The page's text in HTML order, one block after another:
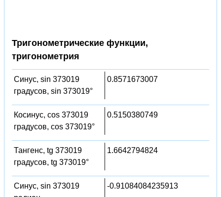
Тригонометрические функции,
тригонометрия
Синус, sin 373019
градусов, sin 373019°
0.8571673007
Косинус, cos 373019
градусов, cos 373019°
0.5150380749
Тангенс, tg 373019
градусов, tg 373019°
1.6642794824
Синус, sin 373019
-0.91084084235913